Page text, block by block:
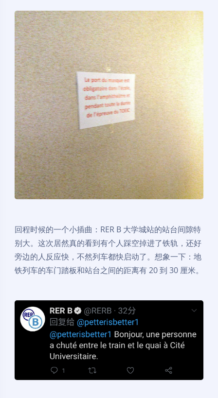
回程时候的一个小插曲：RER B 大学城站的站台间隙特
别大。这次居然真的看到有个人踩空掉进了铁轨，还好
旁边的人反应快，不然列车都快启动了。想象一下：地
铁列车的车门踏板和站台之间的距离有 20 到 30 厘米。